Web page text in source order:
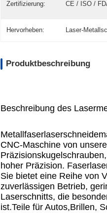
Zertifizierung: CE / ISO /
Hervorheben: Laser-
Produktbeschreibung
Beschreibung des
CNC-Maschine von
hoher Präzision.
Sie bietet eine Reihe von
zuverlässigen Betrieb,
Laserschnitts, die
ist.Teile für Autos,Brillen,